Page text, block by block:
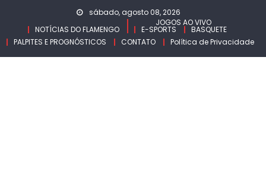
content
sábado, agosto 08, 2026
NOTÍCIAS DO FLAMENGO
JOGOS AO VIVO
E-SPORTS
BASQUETE
PALPITES E PROGNÓSTICOS
CONTATO Política de Privacidade